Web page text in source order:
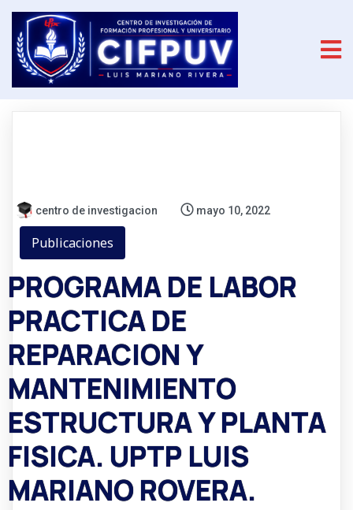
centro de investigacion mayo 10, 2022
Publicaciones
PROGRAMA DE LABOR
PRACTICA DE
REPARACION Y
MANTENIMIENTO
ESTRUCTURA Y PLANTA
FISICA. UPTP LUIS
MARIANO ROVERA.